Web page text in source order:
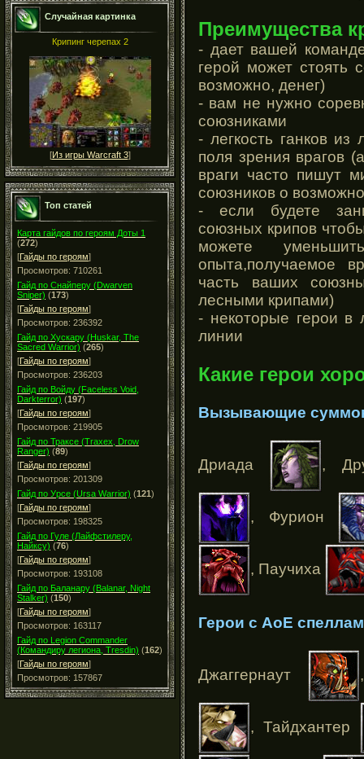
Случайная картинка
Крипинг черепах 2
[Из игры Warcraft 3]
Топ статей
Карта гайдов по героям Доты 1
(272)
[Гайды по героям]
Просмотров: 710261
Гайд по Снайперу (Dwarven
Sniper) (173)
[Гайды по героям]
Просмотров: 236392
Гайд по Хускару (Huskar, The
Sacred Warrior) (265)
[Гайды по героям]
Просмотров: 236203
Гайд по Войду (Faceless Void,
Darkterror) (197)
[Гайды по героям]
Просмотров: 219905
Гайд по Траксе (Traxex, Drow
Ranger) (89)
[Гайды по героям]
Просмотров: 201309
Гайд по Урсе (Ursa Warrior) (121)
[Гайды по героям]
Просмотров: 198325
Гайд по Гуле (Лайфстилеру,
Найксу) (76)
[Гайды по героям]
Просмотров: 193108
Гайд по Баланару (Balanar, Night
Stalker) (150)
[Гайды по героям]
Просмотров: 163117
Гайд по Legion Commander
(Командиру легиона, Tresdin) (162)
[Гайды по героям]
Просмотров: 157867
Преимущества
- дает вашей
герой может стоять
возможно, денег)
- вам не нужно
союзниками
- легкость ганков
поля зрения врагов
враги часто пишут
союзников о
- если будете
союзных крипов
можете
опыта,получаемое
часть ваших
лесными крипами)
- некоторые герои в
линии
Какие герои
Вызывающие
Дриада ,
, Фурион
, Паучиха
Герои с АоЕ
Джаггернаут
, Тайдхантер